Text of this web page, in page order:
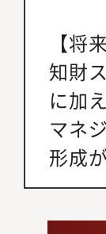
【将
知財
に加
マネ
形成